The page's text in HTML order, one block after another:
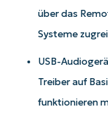
über das
Systeme
USB-
Treiber auf
funktionieren